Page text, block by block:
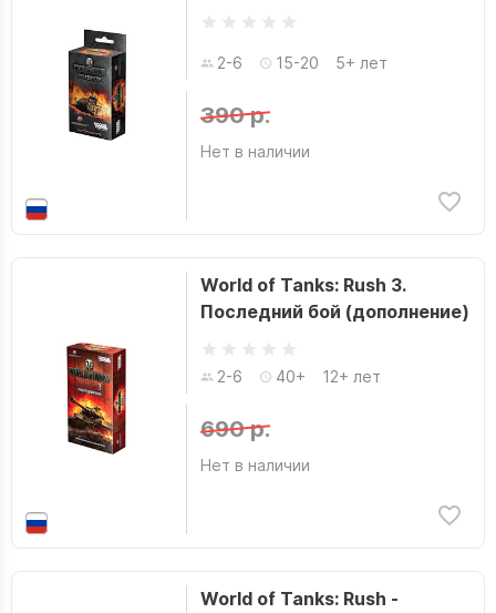
2-6 15-20 5+ лет
390 р.
Нет в наличии
World of Tanks: Rush 3.
Последний бой (дополнение)
2-6 40+ 12+ лет
690 р.
Нет в наличии
World of Tanks: Rush -